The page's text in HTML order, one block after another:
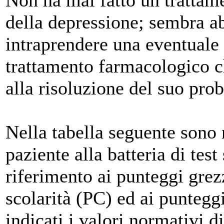
della depressione; sembra
intraprendere una
trattamento farmacologico
alla risoluzione del suo
Nella tabella seguente
paziente alla batteria di
riferimento ai punteggi
scolarità (PC) ed ai